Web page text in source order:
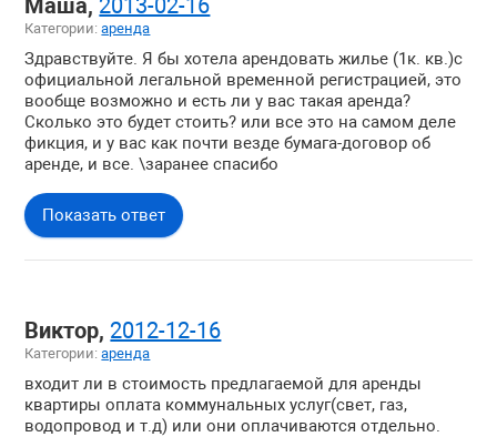
Маша, 2013-02-16
Категории:аренда
Здравствуйте. Я бы хотела арендовать жилье (1к. кв.)с
официальной легальной временной регистрацией, это
вообще возможно и есть ли у вас такая аренда?
Сколько это будет стоить? или все это на самом деле
фикция, и у вас как почти везде бумага-договор об
аренде, и все. \заранее спасибо
Показать ответ
Виктор, 2012-12-16
Категории:аренда
входит ли в стоимость предлагаемой для аренды
квартиры оплата коммунальных услуг(свет, газ,
водопровод и т.д) или они оплачиваются отдельно.